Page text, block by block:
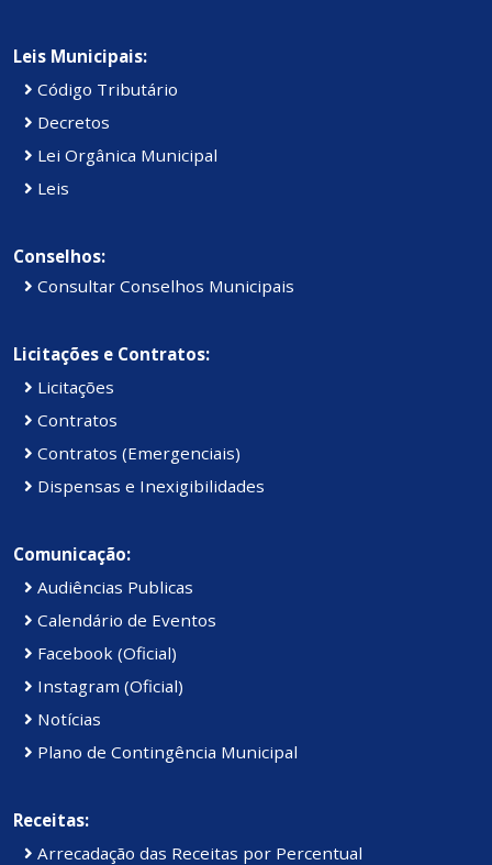
Leis Municipais:
Código Tributário
Decretos
Lei Orgânica Municipal
Leis
Conselhos:
Consultar Conselhos Municipais
Licitações e Contratos:
Licitações
Contratos
Contratos (Emergenciais)
Dispensas e Inexigibilidades
Comunicação:
Audiências Publicas
Calendário de Eventos
Facebook (Oficial)
Instagram (Oficial)
Notícias
Plano de Contingência Municipal
Receitas:
Arrecadação das Receitas por Percentual